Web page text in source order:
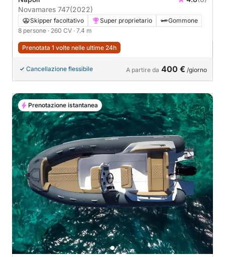
Novamares 747(2022)
Skipper facoltativo Super proprietario
Gommone
8 persone · 260 CV · 7.4 m
Prenotata 1 volte nelle ultime 24h
Cancellazione flessibile A partire da 400 € /giorno
Prenotazione istantanea